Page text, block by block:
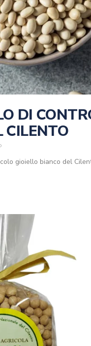
DI
CILENTO
gioiello bianco del